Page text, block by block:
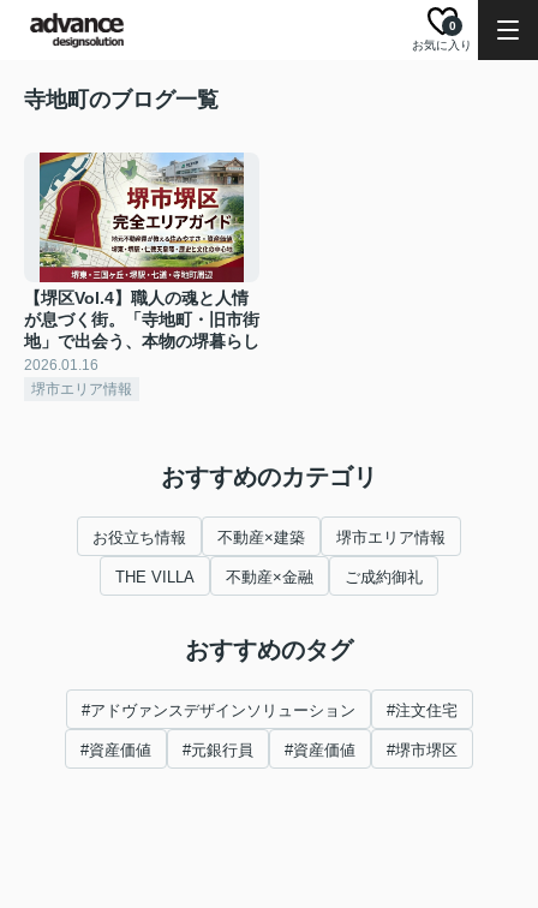
お気に入り
0
寺地町のブログ一覧
【堺区Vol.4】職人の魂と人情
が息づく街。「寺地町・旧市街
地」で出会う、本物の堺暮らし
2026.01.16
堺市エリア情報
おすすめのカテゴリ
お役立ち情報 不動産×建築 堺市エリア情報
THE VILLA 不動産×金融 ご成約御礼
おすすめのタグ
#アドヴァンスデザインソリューション #注文住宅
#資産価値 #元銀行員 #資産価値 #堺市堺区